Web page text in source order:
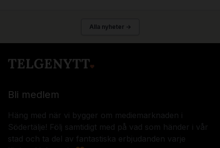
Alla nyheter →
Bli medlem
Häng med när vi bygger om mediemarknaden i
Södertälje! Följ samtidigt med på vad som händer i vår
stad och ta del av fantastiska erbjudanden varje